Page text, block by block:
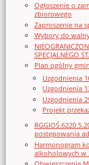
Ogłoszenie o
zbiorowego
Zaproszenie na
Wybory do
SPECJALNEGO
Plan ogólny
Uzgodnienia
Uzgodnienia
Uzgodnienia
Projekt
postępowania
Harmonogram
alkoholowych w